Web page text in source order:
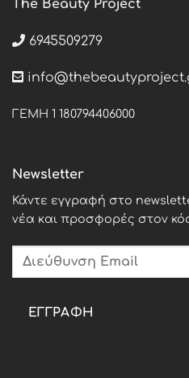
The Beauty Project
6945509279
ΓΕΜΗ 1 180794406000
Newsletter
Κάντε εγγραφή στο
νέα και προσφορές στον